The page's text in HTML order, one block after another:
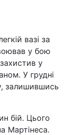
вазі за
у бою
у
У грудні
залишившись
бій. Цього
Мартінеса.